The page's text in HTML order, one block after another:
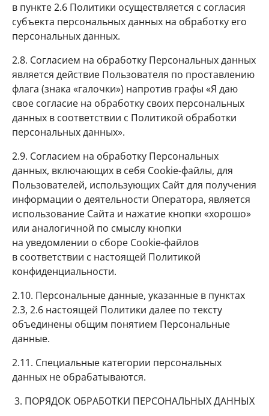
в пункте 2.6 Политики осуществляется с согласия
субъекта персональных данных на обработку его
персональных данных.
2.8. Согласием на обработку Персональных данных
является действие Пользователя по проставлению
флага (знака «галочки») напротив графы «Я даю
свое согласие на обработку своих персональных
данных в соответствии с Политикой обработки
персональных данных».
2.9. Согласием на обработку Персональных
данных, включающих в себя Cookie-файлы, для
Пользователей, использующих Сайт для получения
информации о деятельности Оператора, является
использование Сайта и нажатие кнопки «хорошо»
или аналогичной по смыслу кнопки
на уведомлении о сборе Cookie-файлов
в соответствии с настоящей Политикой
конфиденциальности.
2.10. Персональные данные, указанные в пунктах
2.3, 2.6 настоящей Политики далее по тексту
объединены общим понятием Персональные
данные.
2.11. Специальные категории персональных
данных не обрабатываются.
3. ПОРЯДОК ОБРАБОТКИ ПЕРСОНАЛЬНЫХ ДАННЫХ